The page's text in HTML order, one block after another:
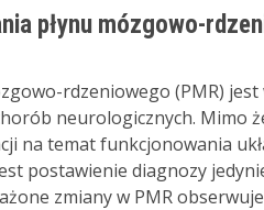
płynu mózgowo-
rdzeniowego (PMR) jest
neurologicznych. Mimo
na temat funkcjonowania
postawienie diagnozy
zmiany w PMR